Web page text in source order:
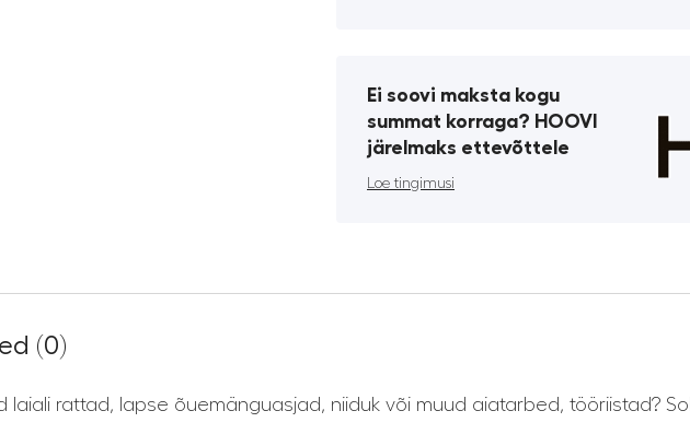
Ei soovi maksta kogu
summat korraga? HOOVI
järelmaks ettevõttele
Loe tingimusi
(0)
laiali rattad, lapse õuemänguasjad, niiduk või muud aiatarbed, tööriistad?